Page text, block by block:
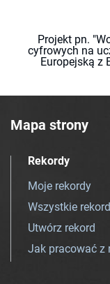
Projekt pn.
cyfrowych na
Europejską z
Mapa strony
Rekordy
Moje rekordy
Wszystkie
Utwórz rekord
Jak pracować z